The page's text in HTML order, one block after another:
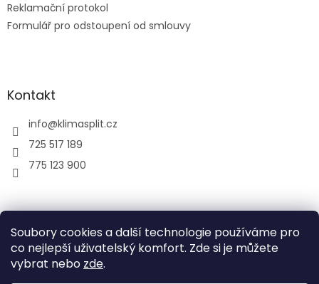
Soubory cookies a další technologie používáme pro
co nejlepší uživatelský komfort. Zde si je můžete
vybrat nebo zde.
Reklamační protokol
Formulář pro odstoupení od smlouvy
Kontakt
info@klimasplit.cz
725 517 189
775 123 900
air-cool